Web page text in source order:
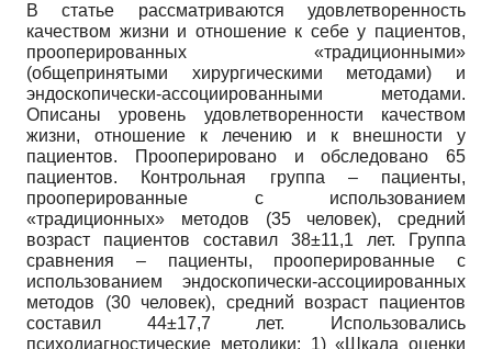
В статье рассматриваются удовлетворенность
качеством жизни и отношение к себе у пациентов,
прооперированных «традиционными»
(общепринятыми хирургическими методами) и
эндоскопически-ассоциированными методами.
Описаны уровень удовлетворенности качеством
жизни, отношение к лечению и к внешности у
пациентов. Прооперировано и обследовано 65
пациентов. Контрольная группа – пациенты,
прооперированные с использованием
«традиционных» методов (35 человек), средний
возраст пациентов составил 38±11,1 лет. Группа
сравнения – пациенты, прооперированные с
использованием эндоскопически-ассоциированных
методов (30 человек), средний возраст пациентов
составил 44±17,7 лет. Использовались
психодиагностические методики: 1) «Шкала оценки